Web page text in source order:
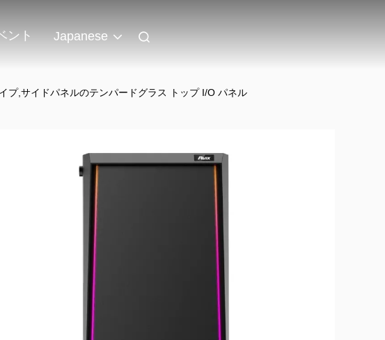
ント Japanese
プ,サイドパネルのテンパードグラス トップ I/O パネル